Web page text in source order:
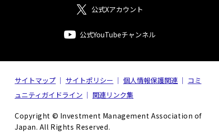
公式Xアカウント
公式YouTubeチャンネル
サイトマップ サイトポリシー 個人情報保護関連
コミ
ュニティガイドライン
関連リンク集
Copyright © Investment Management Association of
Japan. All Rights Reserved.